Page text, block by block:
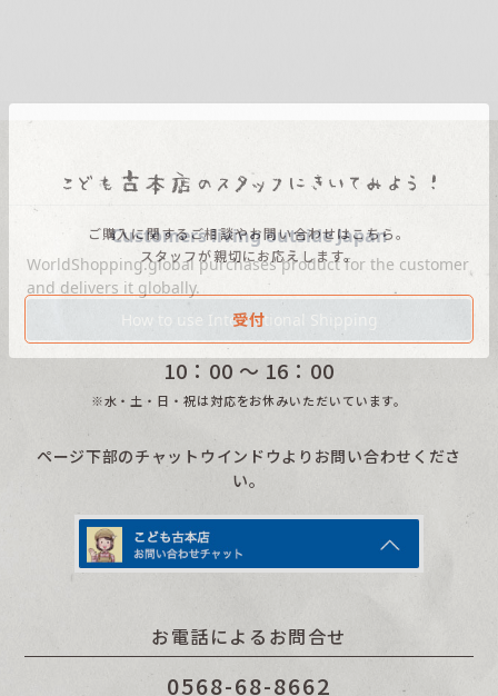
ご購入に関するご相談やお問い合わせはこちら。
スタッフが親切にお応えします。
受付
10：00 〜 16：00
※水・土・日・祝は対応をお休みいただいています。
ページ下部のチャットウインドウよりお問い合わせくださ
い。
お電話によるお問合せ
0568-68-8662